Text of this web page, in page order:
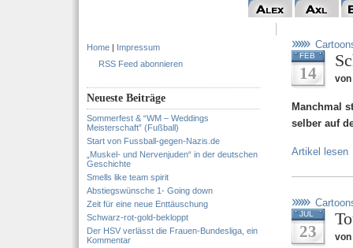
Home | Impressum
RSS Feed abonnieren
Neueste Beiträge
Sommerfest & “WM – Weddings
Meisterschaft” (Fußball)
Start von Fussball-gegen-Nazis.de
„Muskel- und Nervenjuden“ in der deutschen
Geschichte
Smells like team spirit
Abstiegswünsche 1- Going down
Zeit für eine neue Enttäuschung
Schwarz-rot-gold-bekloppt
Der HSV verlässt die Frauen-Bundesliga, ein
Kommentar
FEB
14 von
Manchmal
selber auf
Artikel lesen
JUL
23 von